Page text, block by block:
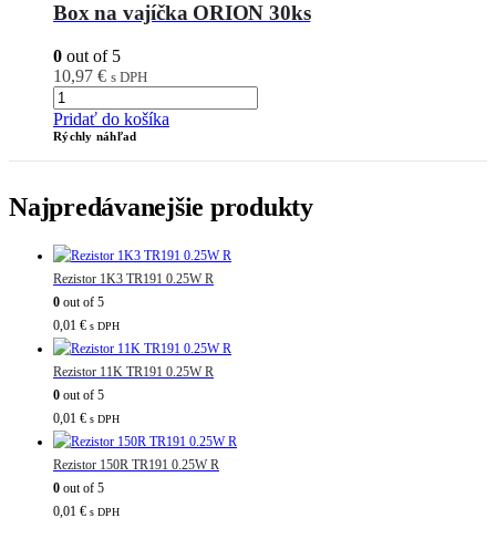
Box na vajíčka ORION 30ks
0 out of 5
10,97 € s DPH
Pridať do košíka
Rýchly náhľad
Najpredávanejšie produkty
Rezistor 1K3 TR191 0.25W R
0 out of 5
0,01 € s DPH
Rezistor 11K TR191 0.25W R
0 out of 5
0,01 € s DPH
Rezistor 150R TR191 0.25W R
0 out of 5
0,01 € s DPH